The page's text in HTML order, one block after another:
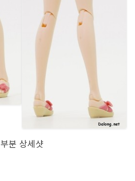
부분 상세샷